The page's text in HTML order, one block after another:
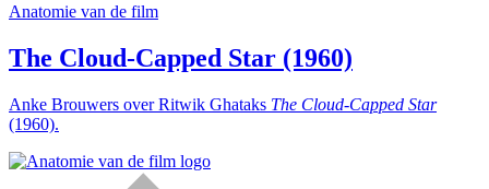
Anatomie van de film
The Cloud-Capped Star (1960)
Anke Brouwers over Ritwik Ghataks The Cloud-Capped Star
(1960).